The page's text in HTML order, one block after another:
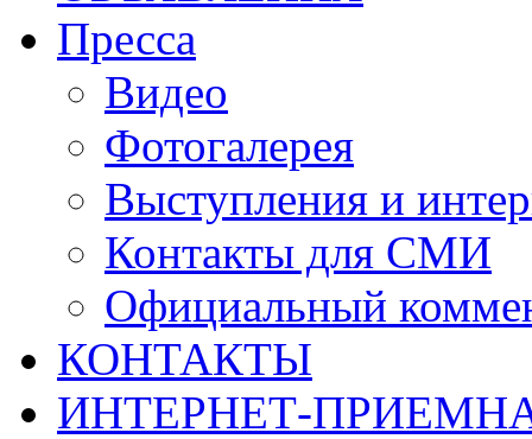
Пресса
Видео
Фотогалерея
Выступления и
Контакты для СМИ
Официальный
КОНТАКТЫ
ИНТЕРНЕТ-